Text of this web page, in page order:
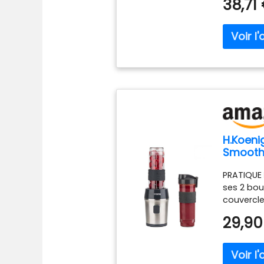
sans
de
ses 2
boissons